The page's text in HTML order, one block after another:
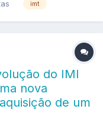
imt
do IMI
nova
de um